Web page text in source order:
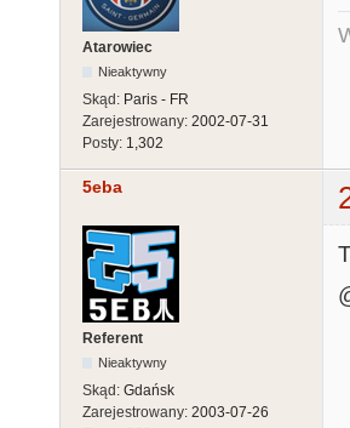
Atarowiec
Nieaktywny
Skąd: Paris - FR
Zarejestrowany: 2002-07-31
Posty: 1,302
5eba
Referent
Nieaktywny
Skąd: Gdańsk
Zarejestrowany: 2003-07-26